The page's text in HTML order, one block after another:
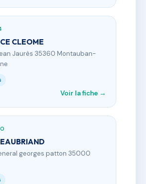
CLEOME
Jaurès 35360 Montauban-
Voir la fiche →
georges patton 35000